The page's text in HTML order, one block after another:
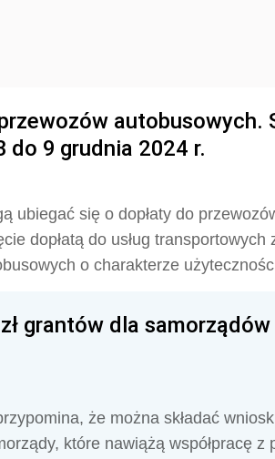
autobusowych.
do 9 grudnia 2024 r.
ubiegać się o dopłaty do
dopłatą do usług
o charakterze
grantów dla
że można składać
które nawiążą współpracę